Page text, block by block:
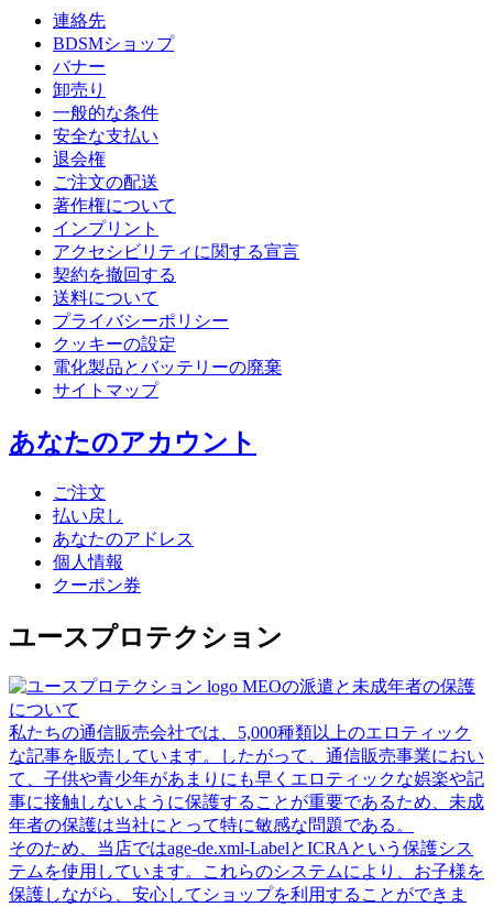
連絡先
BDSMショップ
バナー
卸売り
一般的な条件
安全な支払い
退会権
ご注文の配送
著作権について
インプリント
アクセシビリティに関する宣言
契約を撤回する
送料について
プライバシーポリシー
クッキーの設定
電化製品とバッテリーの廃棄
サイトマップ
あなたのアカウント
ご注文
払い戻し
あなたのアドレス
個人情報
クーポン券
ユースプロテクション
MEOの派遣と未成年者の保護
について
私たちの通信販売会社では、5,000種類以上のエロティック
な記事を販売しています。したがって、通信販売事業におい
て、子供や青少年があまりにも早くエロティックな娯楽や記
事に接触しないように保護することが重要であるため、未成
年者の保護は当社にとって特に敏感な問題である。
そのため、当店ではage-de.xml-LabelとICRAという保護シス
テムを使用しています。これらのシステムにより、お子様を
保護しながら、安心してショップを利用することができま